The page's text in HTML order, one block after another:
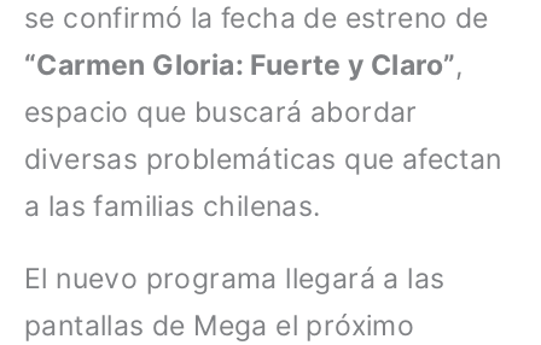
se confirmó la fecha de estreno de
“Carmen Gloria: Fuerte y Claro”,
espacio que buscará abordar
diversas problemáticas que afectan
a las familias chilenas.
El nuevo programa llegará a las
pantallas de Mega el próximo